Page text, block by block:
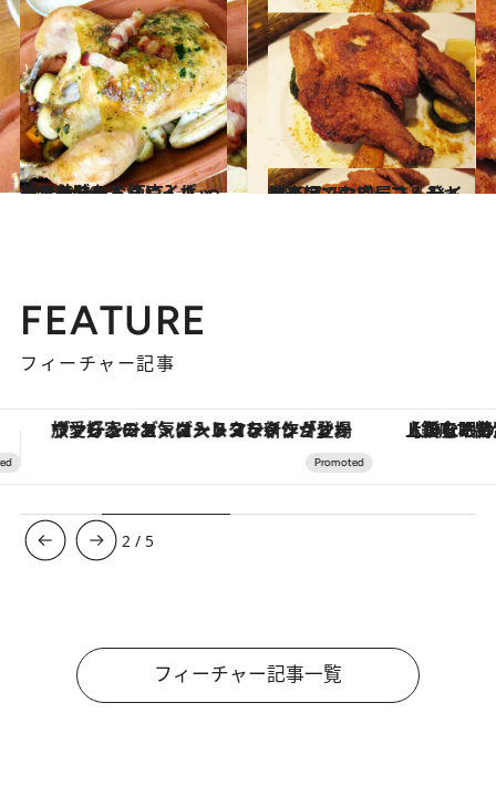
2015.8.26
美女たちのお気に入り「アンダーズ 東京」 しっとり美味なるクレイポットチキン
グルメ 2012.7.25
神楽坂でお肉屋さん発イタリアンのビーフ＆チキン！
グルメ
FEATURE
フィーチャー記事
【銀座で出合う最旬美容】美髪ケアや上質な眠り…セルフケアのアップデートから、特別な名入れギフトまで。大人のための「ReFa GINZA」クルーズ
3 / 5
フィーチャー記事一覧